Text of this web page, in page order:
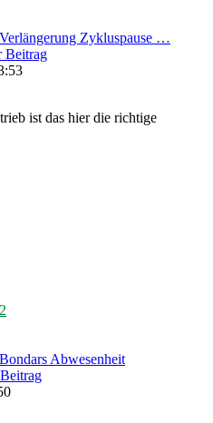
Zykluspause …
Beitrag
ist das hier die richtige
Abwesenheit